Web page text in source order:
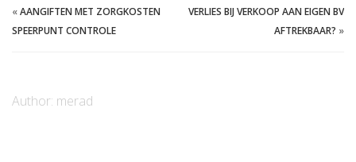
«AANGIFTEN MET ZORGKOSTEN
SPEERPUNT CONTROLE
VERLIES BIJ VERKOOP AAN EIGEN BV
AFTREKBAAR? »
Author: merad